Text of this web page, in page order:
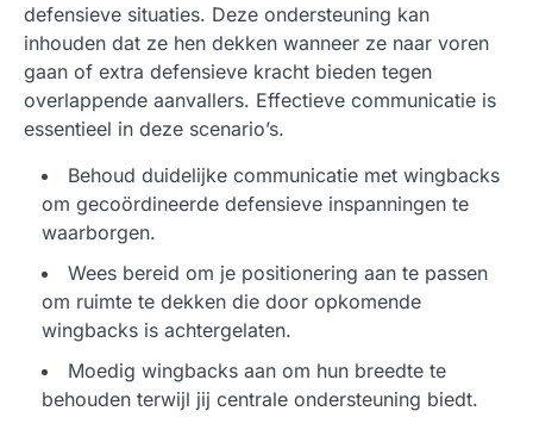
defensieve situaties. Deze ondersteuning kan
inhouden dat ze hen dekken wanneer ze naar voren
gaan of extra defensieve kracht bieden tegen
overlappende aanvallers. Effectieve communicatie is
essentieel in deze scenario’s.
Behoud duidelijke communicatie met wingbacks
om gecoördineerde defensieve inspanningen te
waarborgen.
Wees bereid om je positionering aan te passen
om ruimte te dekken die door opkomende
wingbacks is achtergelaten.
Moedig wingbacks aan om hun breedte te
behouden terwijl jij centrale ondersteuning biedt.